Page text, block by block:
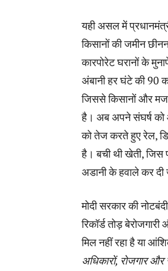
यही असल में
किसानों की जमीन
कारपोरेट घरानों के
अंबानी हर घंटे की 90
जिससे किसानों और
है। अब अपने संघर्ष को
को तेज करते हुए रेल,
है। बची थी खेती, जिस
अडानी के हवाले कर दी
मोदी सरकार की
रिकॉर्ड तोड़
मिल नहीं रहा है या
अधिकारों, रोजगार